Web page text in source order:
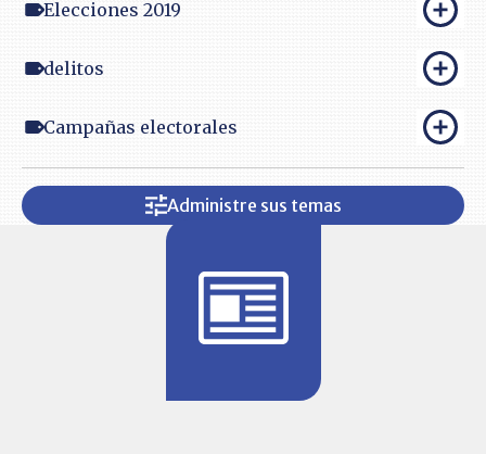
Elecciones 2019
delitos
Campañas electorales
Administre sus temas